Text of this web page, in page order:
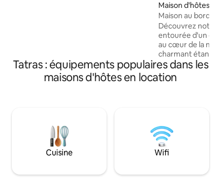
Maison d'hôtes ⋅
Maison au bord -
Découvrez notre
entourée d'un
au cœur de la
charmant étang
jetée
le *sauna et le
l'étang et l'ancien
*des excursions
plus proches
Chęciny, la grotte
des Chevaliers
supplément
Tatras : équipements populaires dans les
maisons d'hôtes en location
Cuisine Wifi